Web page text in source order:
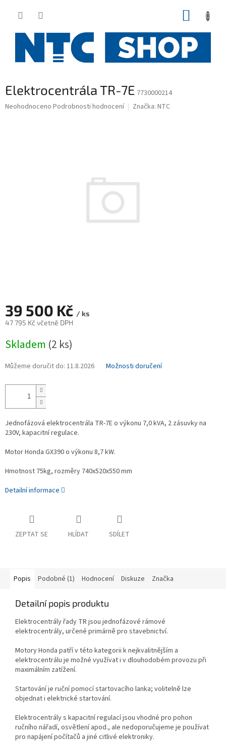
Elektrocentrála TR-7E 7730000214
Průměrné
Neohodnoceno Podrobnosti hodnocení Značka: NTC
39 500 Kč / ks
47 795 Kč včetně DPH
cena:
Skladem (2 ks)
Můžeme doručit do: 11.8.2026 Možnosti doručení
Jednofázová elektrocentrála TR-7E o výkonu 7,0 kVA, 2 zásuvky na
230V, kapacitní regulace.
Motor Honda GX390 o výkonu 8,7 kW.
Hmotnost 75kg, rozměry 740x520x550 mm
Detailní informace
ZEPTAT SE HLÍDAT SDÍLET
Popis Podobné (1) Hodnocení Diskuze Značka
Detailní popis produktu
Elektrocentrály řady TR jsou jednofázové rámové
elektrocentrály, určené primárně pro stavebnictví.
Motory Honda patří v této kategorii k nejkvalitnějším a
elektrocentrálu je možné využívat i v dlouhodobém provozu při
maximálním zatížení.
Startování je ruční pomocí startovacího lanka; volitelně lze
objednat i elektrické startování.
Elektrocentrály s kapacitní regulací jsou vhodné pro pohon
ručního nářadí, osvětlení apod., ale nedoporučujeme je používat
pro napájení počítačů a jiné citlivé elektroniky.